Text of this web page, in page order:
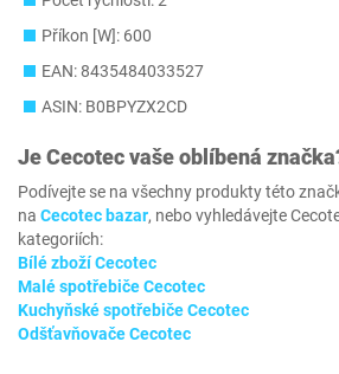
Příkon [W]: 600
EAN: 8435484033527
ASIN: B0BPYZX2CD
JeCecotecvaše oblíbená
Podívejte se na všechny produkty této
na Cecotec bazar, nebo vyhledávejte
kategoriích:
Bílé zboží Cecotec
Malé spotřebiče Cecotec
Kuchyňské spotřebiče Cecotec
Odšťavňovače Cecotec